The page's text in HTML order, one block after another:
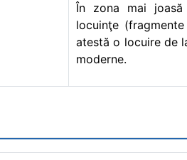
În zona mai
locuinţe
atestă o locuire de
moderne.